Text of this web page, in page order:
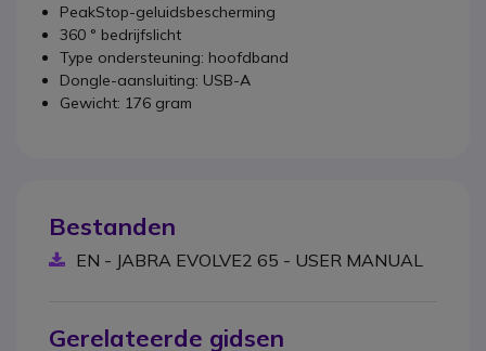
PeakStop-geluidsbescherming
360 ° bedrijfslicht
Type ondersteuning: hoofdband
Dongle-aansluiting: USB-A
Gewicht: 176 gram
Bestanden
EN - JABRA EVOLVE2 65 - USER MANUAL
Gerelateerde gidsen